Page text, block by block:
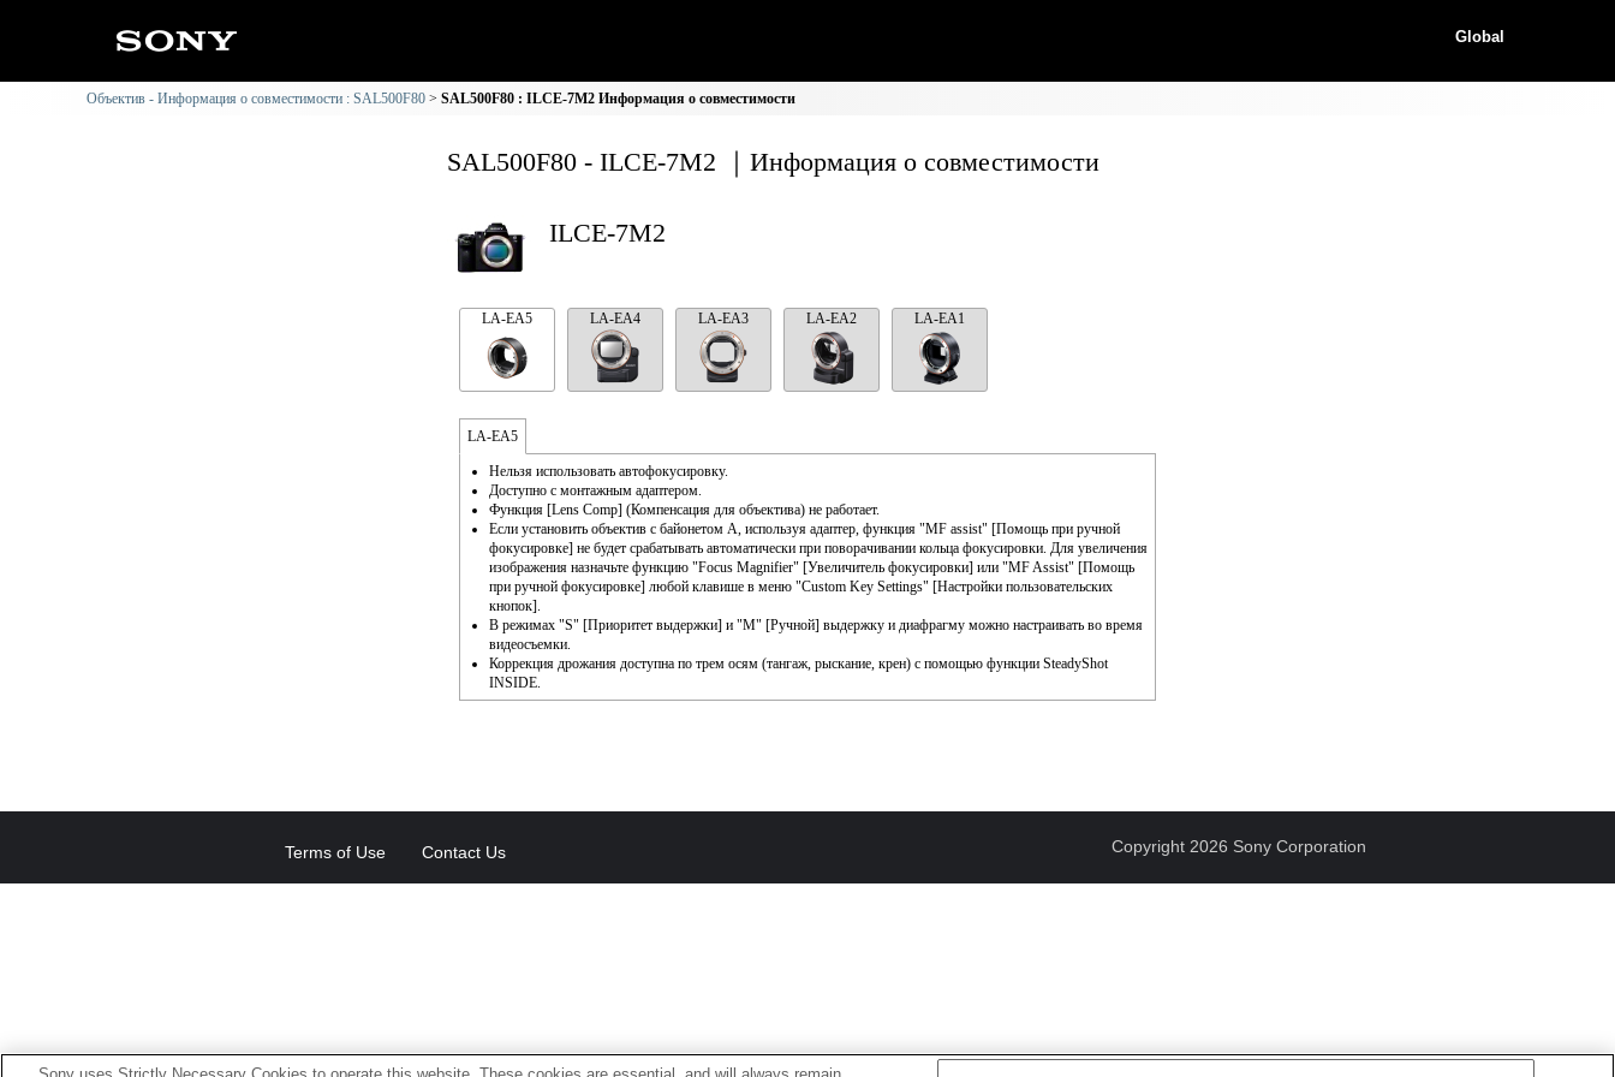
Global
Объектив - Информация о совместимости : SAL500F80 SAL500F80 : ILCE-7M2 Информация о совместимости
SAL500F80 - ILCE-7M2 ｜Информация о совместимости
ILCE-7M2
LA-EA5 LA-EA4 LA-EA3 LA-EA2 LA-EA1
LA-EA5
Нельзя использовать автофокусировку.
Доступно с монтажным адаптером.
Функция [Lens Comp] (Компенсация для объектива) не работает.
Если установить объектив с байонетом A, используя адаптер, функция "MF assist" [Помощь при ручной
фокусировке] не будет срабатывать автоматически при поворачивании кольца фокусировки. Для увеличения
изображения назначьте функцию "Focus Magnifier" [Увеличитель фокусировки] или "MF Assist" [Помощь
при ручной фокусировке] любой клавише в меню "Custom Key Settings" [Настройки пользовательских
кнопок].
В режимах "S" [Приоритет выдержки] и "M" [Ручной] выдержку и диафрагму можно настраивать во время
видеосъемки.
Коррекция дрожания доступна по трем осям (тангаж, рыскание, крен) с помощью функции SteadyShot
INSIDE.
Terms of Use Contact Us Copyright 2026 Sony Corporation